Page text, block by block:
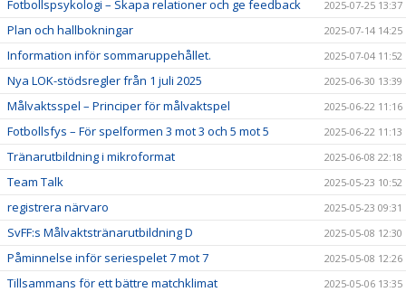
Fotbollspsykologi – Skapa relationer och ge feedback 2025-07-25 13:37
Plan och hallbokningar 2025-07-14 14:25
Information inför sommaruppehållet. 2025-07-04 11:52
Nya LOK-stödsregler från 1 juli 2025 2025-06-30 13:39
Målvaktsspel – Principer för målvaktspel 2025-06-22 11:16
Fotbollsfys – För spelformen 3 mot 3 och 5 mot 5 2025-06-22 11:13
Tränarutbildning i mikroformat 2025-06-08 22:18
Team Talk 2025-05-23 10:52
registrera närvaro 2025-05-23 09:31
SvFF:s Målvaktstränarutbildning D 2025-05-08 12:30
Påminnelse inför seriespelet 7 mot 7 2025-05-08 12:26
Tillsammans för ett bättre matchklimat 2025-05-06 13:35